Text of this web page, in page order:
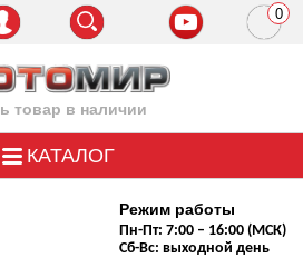
товар в наличии
Режим работы
Пн-Пт: 7:00 – 16:00 (МСК)
Сб-Вс: выходной день
0
КАТАЛОГ